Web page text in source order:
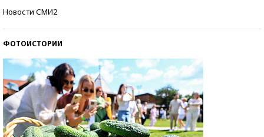
Новости СМИ2
ФОТОИСТОРИИ